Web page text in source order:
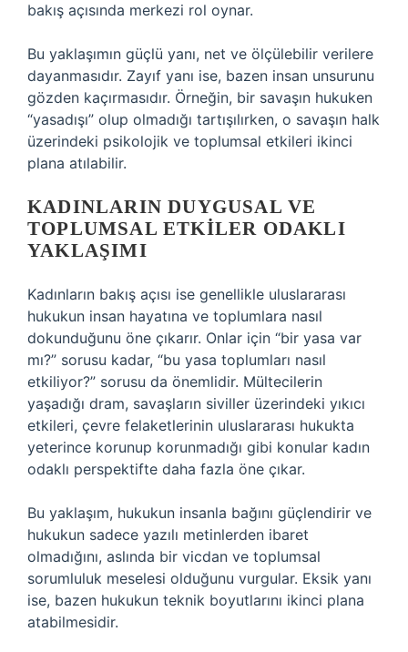
bakış açısında merkezi rol oynar.
Bu yaklaşımın güçlü yanı, net ve ölçülebilir verilere
dayanmasıdır. Zayıf yanı ise, bazen insan unsurunu
gözden kaçırmasıdır. Örneğin, bir savaşın hukuken
“yasadışı” olup olmadığı tartışılırken, o savaşın halk
üzerindeki psikolojik ve toplumsal etkileri ikinci
plana atılabilir.
KADINLARIN DUYGUSAL VE
TOPLUMSAL ETKILER ODAKLI
YAKLAŞIMI
Kadınların bakış açısı ise genellikle uluslararası
hukukun insan hayatına ve toplumlara nasıl
dokunduğunu öne çıkarır. Onlar için “bir yasa var
mı?” sorusu kadar, “bu yasa toplumları nasıl
etkiliyor?” sorusu da önemlidir. Mültecilerin
yaşadığı dram, savaşların siviller üzerindeki yıkıcı
etkileri, çevre felaketlerinin uluslararası hukukta
yeterince korunup korunmadığı gibi konular kadın
odaklı perspektifte daha fazla öne çıkar.
Bu yaklaşım, hukukun insanla bağını güçlendirir ve
hukukun sadece yazılı metinlerden ibaret
olmadığını, aslında bir vicdan ve toplumsal
sorumluluk meselesi olduğunu vurgular. Eksik yanı
ise, bazen hukukun teknik boyutlarını ikinci plana
atabilmesidir.